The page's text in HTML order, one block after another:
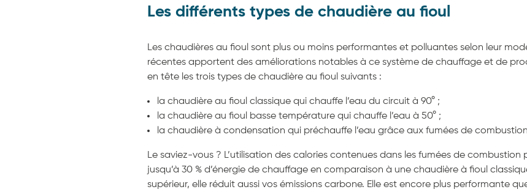
Les différents types de chaudière au fioul
Les chaudières au fioul sont plus ou moins performantes et polluantes selon leur
récentes apportent des améliorations notables à ce système de chauffage et de
en tête les trois types de chaudière au fioul suivants :
la chaudière au fioul classique qui chauffe l’eau du circuit à 90° ;
la chaudière au fioul basse température qui chauffe l’eau à 50° ;
la chaudière à condensation qui préchauffe l’eau grâce aux fumées de
Le saviez-vous ? L’utilisation des calories contenues dans les fumées de
jusqu’à 30 % d’énergie de chauffage en comparaison à une chaudière à fioul
supérieur, elle réduit aussi vos émissions carbone. Elle est encore plus performante